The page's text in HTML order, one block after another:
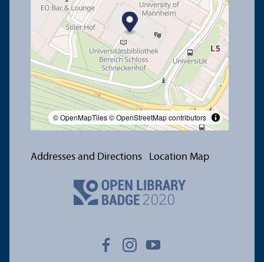
© OpenMapTiles© OpenStreetMap contributors
Addresses and Directions Location Map